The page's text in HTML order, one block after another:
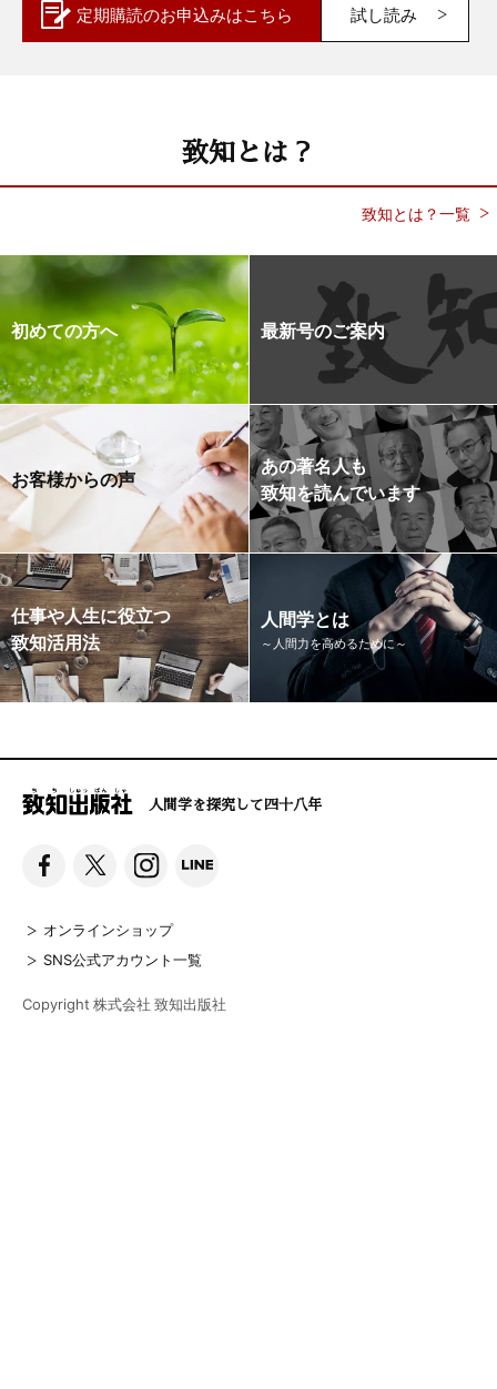
定期購読のお申込みはこちら 試し読み
致知とは？
致知とは？一覧
初めての方へ 最新号のご案内
お客様からの声
あの著名人も
致知を読んでいます
仕事や人生に役立つ
致知活用法
人間学とは
～人間力を高めるために～
人間学を探究して四十八年
オンラインショップ
SNS公式アカウント一覧
Copyright 株式会社 致知出版社